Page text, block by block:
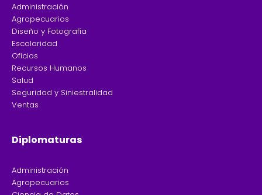
Administración
Agropecuarios
Diseño y Fotografía
Escolaridad
Oficios
Recursos Humanos
Salud
Seguridad y Siniestralidad
Ventas
Diplomaturas
Administración
Agropecuarios